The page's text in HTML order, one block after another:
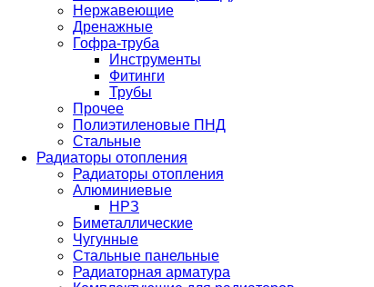
Нержавеющие
Дренажные
Гофра-труба
Инструменты
Фитинги
Трубы
Прочее
Полиэтиленовые ПНД
Стальные
Радиаторы отопления
Радиаторы отопления
Алюминиевые
НРЗ
Биметаллические
Чугунные
Стальные панельные
Радиаторная арматура